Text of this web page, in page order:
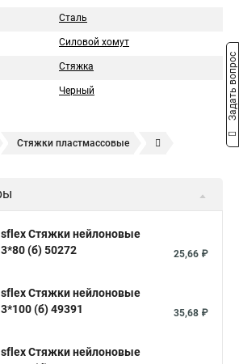
Сталь
Силовой хомут
Стяжка
Черный
Стяжки пластмассовые
Хомут стяжка нейлоновая купить в
стяжки труб Стяжки магазин
металлические
Хомут стяжка саморез
Стяжки нейлоновые
(б) 50272
25,66 ₽
Стяжки нейлоновые
(б) 49391
35,68 ₽
Стяжки нейлоновые
Задать вопрос